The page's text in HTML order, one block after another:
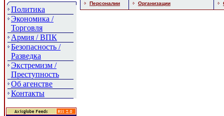
Политика
Экономика /
Торговля
Армия / ВПК
Безопасность /
Разведка
Экстремизм /
Преступность
Об агенстве
Контакты
Персоналии Организации